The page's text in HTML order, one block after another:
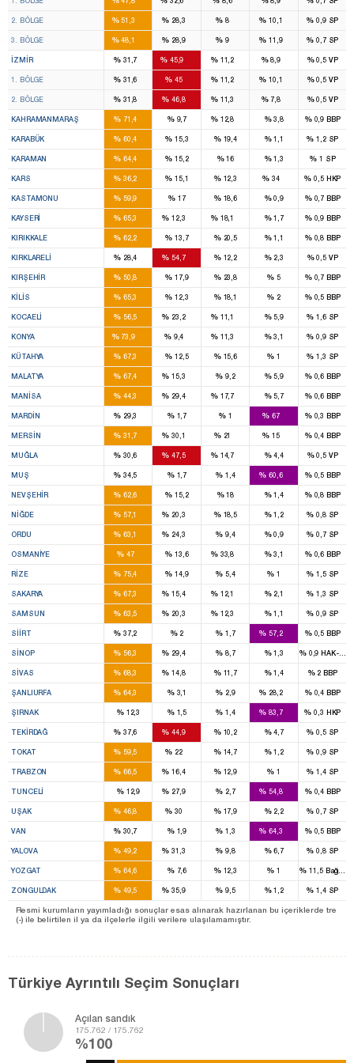
2. BÖLGE %51,3 % 28,3 % 8 % 10,1 % 0,9 SP
3. BÖLGE %48,1 % 28,9 % 9 % 11,9 % 0,7 SP
İZMIR %31,7 %45,9 %11,2 %8,9 %0,5VP
1. BÖLGE %31,6 % 45 %11,2 % 10,1 %0,5VP
2. BÖLGE %31,8 % 46,8 %11,3 %7,8 %0,5VP
KAHRAMANMARAŞ %71,4 %9,7 %12,8 %3,8 %0,9BBP
KARABÜK %60,4 % 15,3 %19,4 %1,1 % 1,2 SP
KARAMAN %64,4 % 15,2 %16 %1,3 %1 SP
KARS %36,2 % 15,1 %12,3 % 34 % 0,5 HKP
KASTAMONU %59,9 % 17 %18,6 %0,9 %0,7BBP
KAYSERI %65,3 % 12,3 %18,1 %1,7 %0,9BBP
KIRIKKALE %62,2 % 13,7 %20,5 %1,1 %0,8BBP
KIRKLARELI %28,4 % 54,7 %12,2 %2,3 %0,5VP
KIRŞEHIR %50,8 % 17,9 %23,8 % 5 %0,7BBP
KILIS %65,3 % 12,3 %18,1 % 2 %0,5BBP
KOCAELI %56,5 % 23,2 %11,1 %5,9 % 1,6 SP
KONYA %73,9 %9,4 %11,3 %3,1 % 0,9 SP
KÜTAHYA %67,3 % 12,5 %15,6 % 1 % 1,3 SP
MALATYA %67,4 % 15,3 % 9,2 %5,9 %0,6BBP
MANISA %44,3 % 29,4 %17,7 %5,7 %0,6BBP
MARDIN %29,3 %1,7 %1 % 67 %0,3BBP
MERSIN %31,7 % 30,1 %21 % 15 %0,4BBP
MUĞLA %30,6 % 47,5 %14,7 %4,4 %0,5VP
MUŞ %34,5 %1,7 % 1,4 % 60,6 %0,5BBP
NEVŞEHIR %62,6 % 15,2 %18 %1,4 %0,8BBP
NIĞDE %57,1 % 20,3 %18,5 %1,2 % 0,8 SP
ORDU %63,1 % 24,3 % 9,4 %0,9 % 0,7 SP
OSMANIYE %47 % 13,6 %33,8 %3,1 %0,6BBP
RIZE %75,4 % 14,9 % 5,4 % 1 % 1,5 SP
SAKARYA %67,3 % 15,4 %12,1 %2,1 % 1,3 SP
SAMSUN %63,5 % 20,3 %12,3 %1,1 % 0,9 SP
SIIRT %37,2 %2 % 1,7 % 57,2 %0,5BBP
SINOP %56,3 % 29,4 % 8,7 %1,3 %0,9HAK-PAR
SIVAS %68,3 % 14,8 %11,7 %1,4 %2BBP
ŞANLIURFA %64,3 %3,1 % 2,9 % 28,2 %0,4BBP
ŞIRNAK %12,3 %1,5 % 1,4 % 83,7 % 0,3 HKP
TEKIRDAĞ %37,6 % 44,9 %10,2 %4,7 % 0,5 SP
TOKAT %59,5 % 22 %14,7 %1,2 % 0,9 SP
TRABZON %66,5 % 16,4 %12,9 % 1 % 1,4 SP
TUNCELI %12,9 % 27,9 % 2,7 % 54,8 %0,4BBP
UŞAK %46,8 % 30 %17,9 %2,2 % 0,7 SP
VAN %30,7 %1,9 % 1,3 % 64,3 %0,5BBP
YALOVA %49,2 % 31,3 % 9,8 %6,7 % 0,8 SP
YOZGAT %64,6 %7,6 %12,3 % 1 % 11,5
ZONGULDAK %49,5 % 35,9 % 9,5 %1,2 % 1,4 SP
Resmi kurumların yayımladığı sonuçlar esas alınarak hazırlanan bu içeriklerde tre
(-) ile belirtilen il ya da ilçelerle ilgili verilere ulaşılamamıştır.
Türkiye Ayrıntılı Seçim Sonuçları
Açılan sandık
175.762 / 175.762
%100